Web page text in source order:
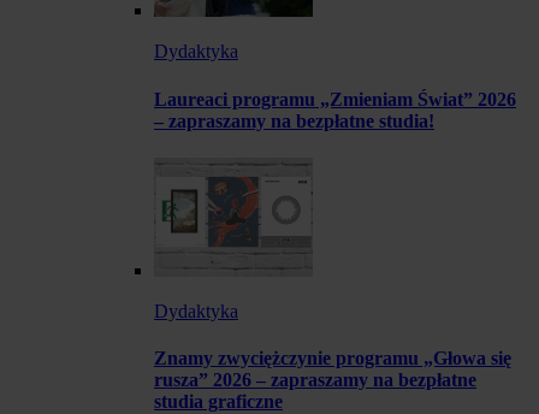
Dydaktyka
Laureaci programu „Zmieniam Świat” 2026
– zapraszamy na bezpłatne studia!
Dydaktyka
Znamy zwyciężczynie programu „Głowa się
rusza” 2026 – zapraszamy na bezpłatne
studia graficzne